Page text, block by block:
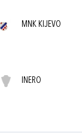
MNK KIJEVO
INERO